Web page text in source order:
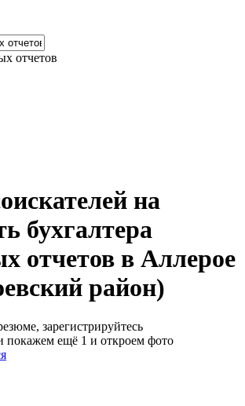
отчетов
на
бухгалтера
отчетов в Аллерое
район)
зарегистрируйтесь
покажем ещё 1 и откроем фото